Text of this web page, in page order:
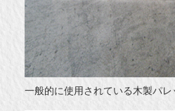
一般的に使用されている木製パレ